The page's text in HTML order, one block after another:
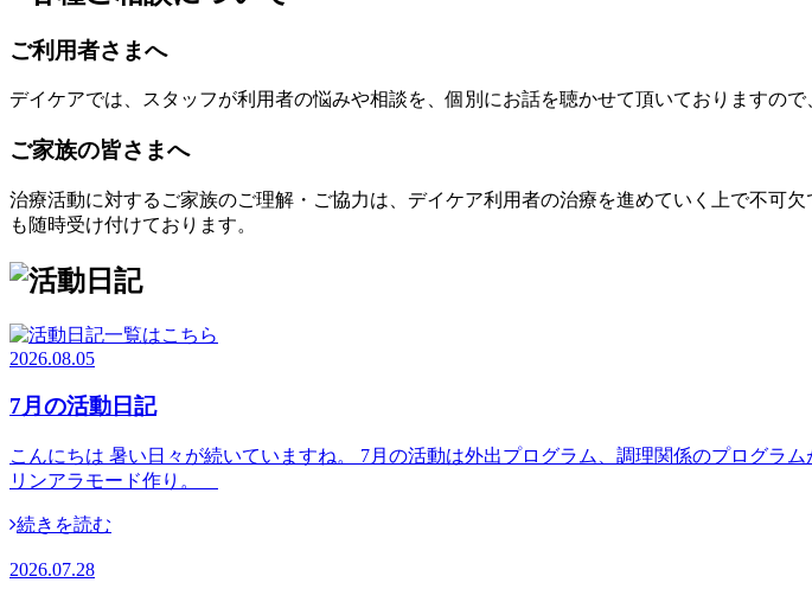
ご利用者さまへ
デイケアでは、スタッフが利用者の悩みや相談を、個別にお話を聴かせて頂いておりますので
ご家族の皆さまへ
治療活動に対するご家族のご理解・ご協力は、デイケア利用者の治療を進めていく上で不可
も随時受け付けております。
2026.08.05
7月の活動日記
こんにちは 暑い日々が続いていますね。 7月の活動は外出プログラム、調理関係のプログ
リンアラモード作り。
続きを読む
2026.07.28